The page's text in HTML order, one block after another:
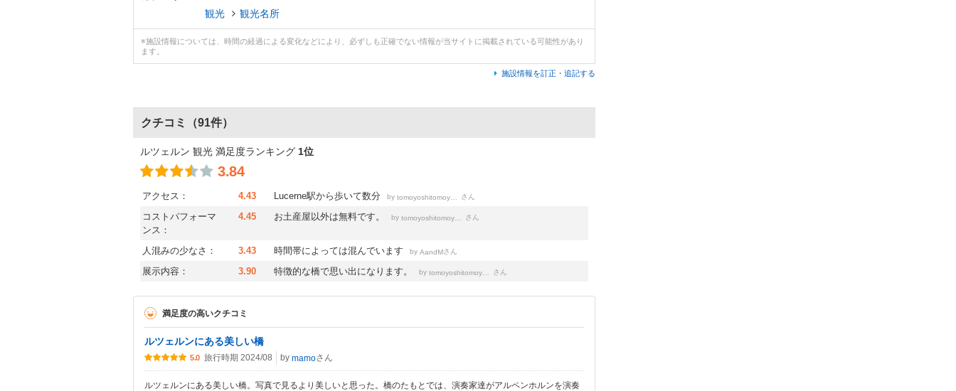
観光
観光名所
※施設情報については、時間の経過による変化などにより、必ずしも正確でない情報が当サイトに掲載されている可能性があり
ます。
施設情報を訂正・追記する
クチコミ （91件）
ルツェルン 観光 満足度ランキング 1位
3.84
アクセス： 4.43 Lucerne駅から歩いて数分 by さん
コストパフォーマ
ンス：
4.45 お土産屋以外は無料です。 by さん
人混みの少なさ： 3.43 時間帯によっては混んでいます by AandMさん
展示内容： 3.90 特徴的な橋で思い出になります。 by さん
満足度の高いクチコミ
ルツェルンにある美しい橋
5.0 旅行時期 2024/08 by mamoさん
ルツェルンにある美しい橋。写真で見るより美しいと思った。橋のたもとでは、演奏家達がアルペンホルンを演奏